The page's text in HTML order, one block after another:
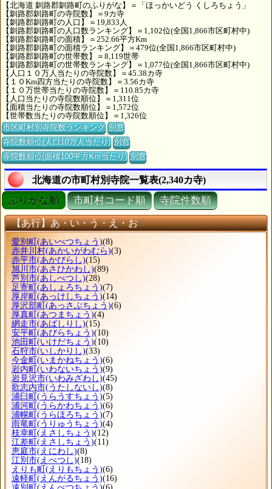
【北海道 釧路郡釧路町のふりがな】＝「ほっかいどう くしろちょう」
【釧路郡釧路町の寺院数】＝9カ寺
【釧路郡釧路町の人口】＝19,833人
【釧路郡釧路町の人口数ランキング】＝1,102位(全国1,866市区町村中)
【釧路郡釧路町の面積】＝252.66平方Km
【釧路郡釧路町の面積ランキング】＝479位(全国1,866市区町村中)
【釧路郡釧路町の世帯数】＝8,119世帯
【釧路郡釧路町の世帯数ランキング】＝1,077位(全国1,866市区町村中)
【人口１０万人当たりの寺院数】＝45.38カ寺
【１０Km四方当たりの寺院数】＝3.56カ寺
【１０万世帯当たりの寺院数】＝110.85カ寺
【人口当たりの寺院数順位】＝1,311位
【面積当たりの寺院数順位】＝1,572位
【世帯数当たりの寺院数順位】＝1,326位
市区町村別寺院数ランキング 別窓
寺院数順位(人口10万人当たり) 別窓
寺院数順位(面積100平方Km当たり) 別窓
北海道の市町村別寺院一覧表(2,340カ寺)
ぶりがな順 市町村コード順 寺院件数順
【あ行】あ・い・う・え・お
愛別町 (あいべつちょう)(8)
赤井川村(あかいがわむら)(3)
赤平市(あかびらし)(15)
旭川市(あさひかわし)(89)
芦別市(あしべつし)(28)
足寄町 (あしょろちょう)(7)
厚岸町 (あっけしちょう)(14)
厚沢部町 (あっさぶちょう)(6)
厚真町 (あつまちょう)(4)
網走市(あばしりし)(15)
安平町 (あびらちょう)(10)
池田町 (いけだちょう)(10)
石狩市(いしかりし)(33)
今金町 (いまかねちょう)(6)
岩内町 (いわないちょう)(9)
岩見沢市(いわみざわし)(45)
歌志内市(うたしないし)(8)
浦臼町 (うらうすちょう)(5)
浦河町 (うらかわちょう)(6)
浦幌町 (うらほろちょう)(7)
雨竜町 (うりゅうちょう)(4)
枝幸町 (えさしちょう)(12)
江差町 (えさしちょう)(11)
恵庭市(えにわし)(8)
江別市(えべつし)(18)
えりも町 (えりもちょう)(6)
遠軽町 (えんがるちょう)(16)